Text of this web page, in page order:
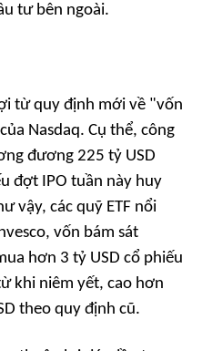
tư bên ngoài.
từ quy định mới về "vốn
Nasdaq. Cụ thể, công
đương 225 tỷ USD
đợt IPO tuần này huy
vậy, các quỹ ETF nổi
vốn bám sát
hơn 3 tỷ USD cổ phiếu
khi niêm yết, cao hơn
theo quy định cũ.